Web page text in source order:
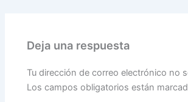
Deja una respuesta
Tu dirección de correo electrónico no
Los campos obligatorios están